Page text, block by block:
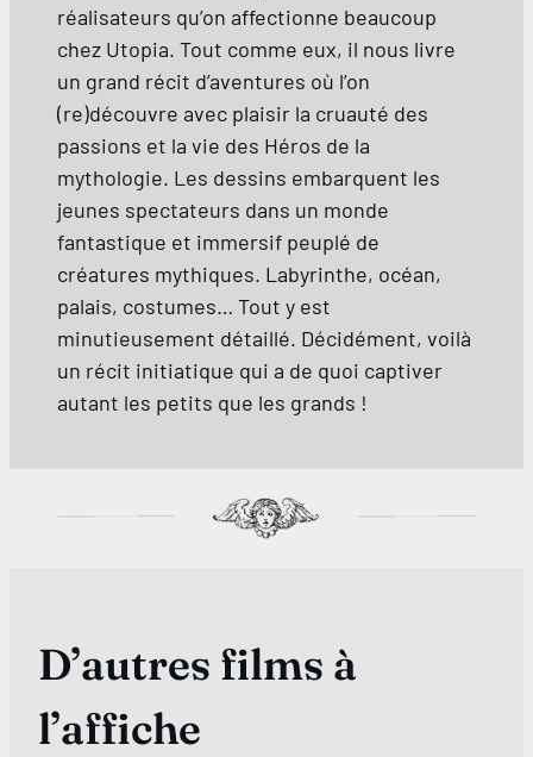
réalisateurs qu’on affectionne beaucoup
chez Utopia. Tout comme eux, il nous livre
un grand récit d’aventures où l’on
(re)découvre avec plaisir la cruauté des
passions et la vie des Héros de la
mythologie. Les dessins embarquent les
jeunes spectateurs dans un monde
fantastique et immersif peuplé de
créatures mythiques. Labyrinthe, océan,
palais, costumes… Tout y est
minutieusement détaillé. Décidément, voilà
un récit initiatique qui a de quoi captiver
autant les petits que les grands !
D’autres films à
l’affiche